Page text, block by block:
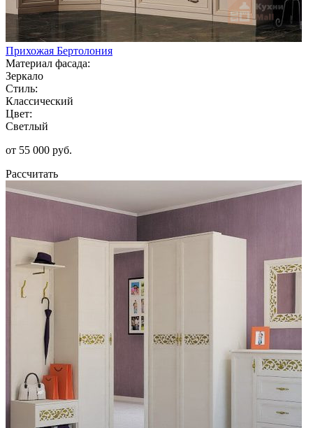
Прихожая Бертолония
Материал фасада:
Зеркало
Стиль:
Классический
Цвет:
Светлый
от 55 000 руб.
Рассчитать